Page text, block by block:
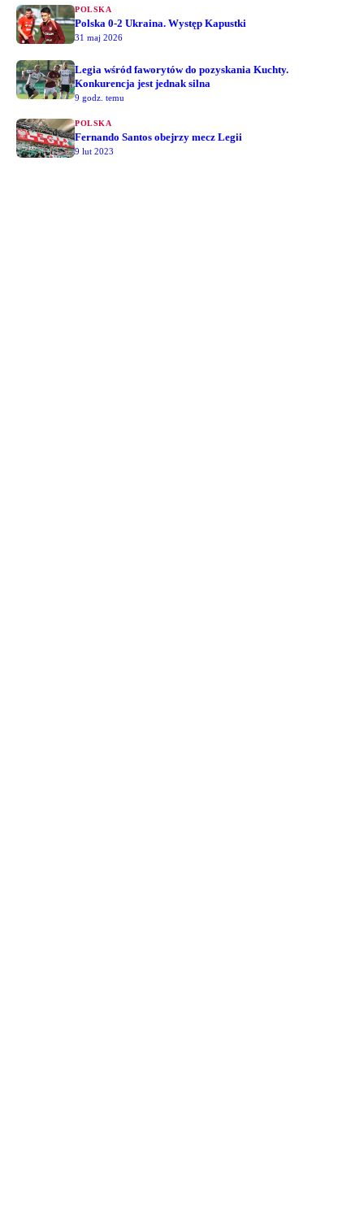
POLSKA
Polska 0-2 Ukraina. Występ Kapustki
31 maj 2026
Legia wśród faworytów do pozyskania Kuchty.
Konkurencja jest jednak silna
9 godz. temu
POLSKA
Fernando Santos obejrzy mecz Legii
9 lut 2023